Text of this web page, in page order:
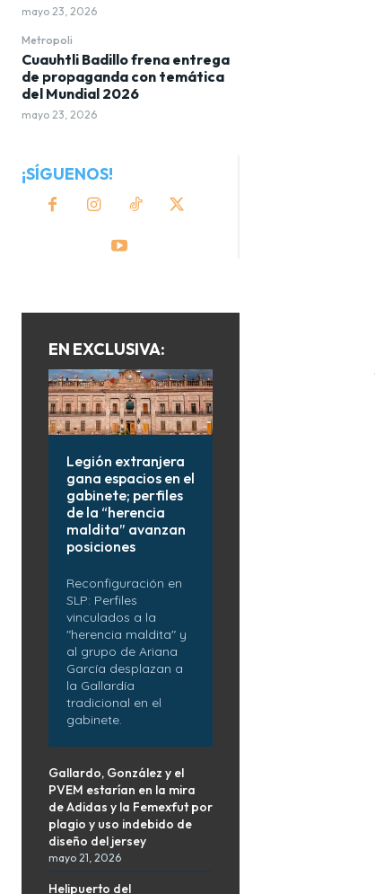
mayo 23, 2026
Metropoli
Cuauhtli Badillo frena entrega
de propaganda con temática
del Mundial 2026
mayo 23, 2026
¡SÍGUENOS!
EN EXCLUSIVA:
Legión extranjera
gana espacios en el
gabinete; perfiles
de la “herencia
maldita” avanzan
posiciones
Reconfiguración en
SLP: Perfiles
vinculados a la
"herencia maldita" y
al grupo de Ariana
García desplazan a
la Gallardía
tradicional en el
gabinete.
Gallardo, González y el
PVEM estarían en la mira
de Adidas y la Femexfut por
plagio y uso indebido de
diseño del jersey
mayo 21, 2026
Helipuerto del